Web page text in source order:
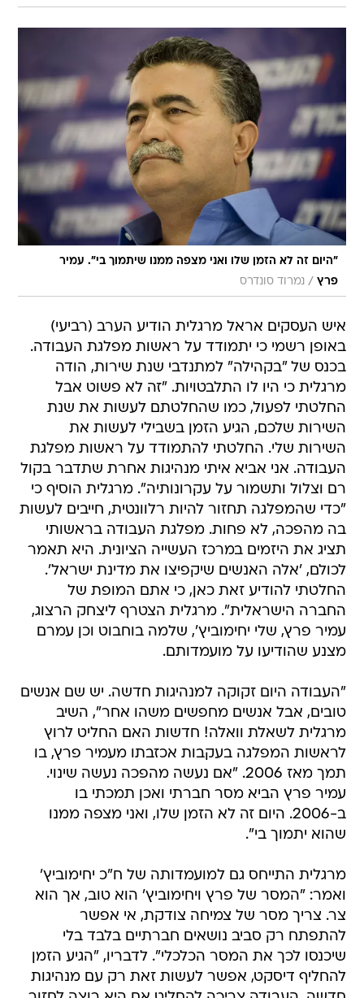
"היום זה לא הזמן שלו ואני מצפה ממנו שיתמוך בי". עמיר
פרץ / נמרוד סונדרס
איש העסקים אראל מרגלית הודיע הערב (רביעי)
באופן רשמי כי יתמודד על ראשות מפלגת העבודה.
בכנס של "בקהילה" למתנדבי שנת שירות, הודה
מרגלית כי היו לו התלבטויות. "זה לא פשוט אבל
החלטתי לפעול, כמו שהחלטתם לעשות את שנת
השירות שלכם, הגיע הזמן בשבילי לעשות את
השירות שלי. החלטתי להתמודד על ראשות מפלגת
העבודה. אני אביא איתי מנהיגות אחרת שתדבר בקול
רם וצלול ותשמור על עקרונותיה". מרגלית הוסיף כי
"כדי שהמפלגה תחזור להיות רלוונטית, חייבים לעשות
בה מהפכה, לא פחות. מפלגת העבודה בראשותי
תציג את היזמים במרכז העשייה הציונית. היא תאמר
לכולם, 'אלה האנשים שיקפיצו את מדינת ישראל'.
החלטתי להודיע זאת כאן, כי אתם המופת של
החברה הישראלית". מרגלית הצטרף ליצחק הרצוג,
עמיר פרץ, שלי יחימוביץ', שלמה בוחבוט וכן עמרם
מצנע שהודיעו על מועמדותם.
"העבודה היום זקוקה למנהיגות חדשה. יש שם אנשים
טובים, אבל אנשים מחפשים משהו אחר", השיב
מרגלית לשאלת וואלה! חדשות האם החליט לרוץ
לראשות המפלגה בעקבות אכזבתו מעמיר פרץ, בו
תמך מאז 2006. "אם נעשה מהפכה נעשה שינוי.
עמיר פרץ הביא מסר חברתי ואכן תמכתי בו
ב-2006. היום זה לא הזמן שלו, ואני מצפה ממנו
שהוא יתמוך בי".
מרגלית התייחס גם למועמדותה של ח"כ יחימוביץ'
ואמר: "המסר של פרץ ויחימוביץ' הוא טוב, אך הוא
צר. צריך מסר של צמיחה צודקת, אי אפשר
להתפתח רק סביב נושאים חברתיים בלבד בלי
שיכנסו לכך את המסר הכלכלי". לדבריו, "הגיע הזמן
להחליף דיסקט, אפשר לעשות זאת רק עם מנהיגות